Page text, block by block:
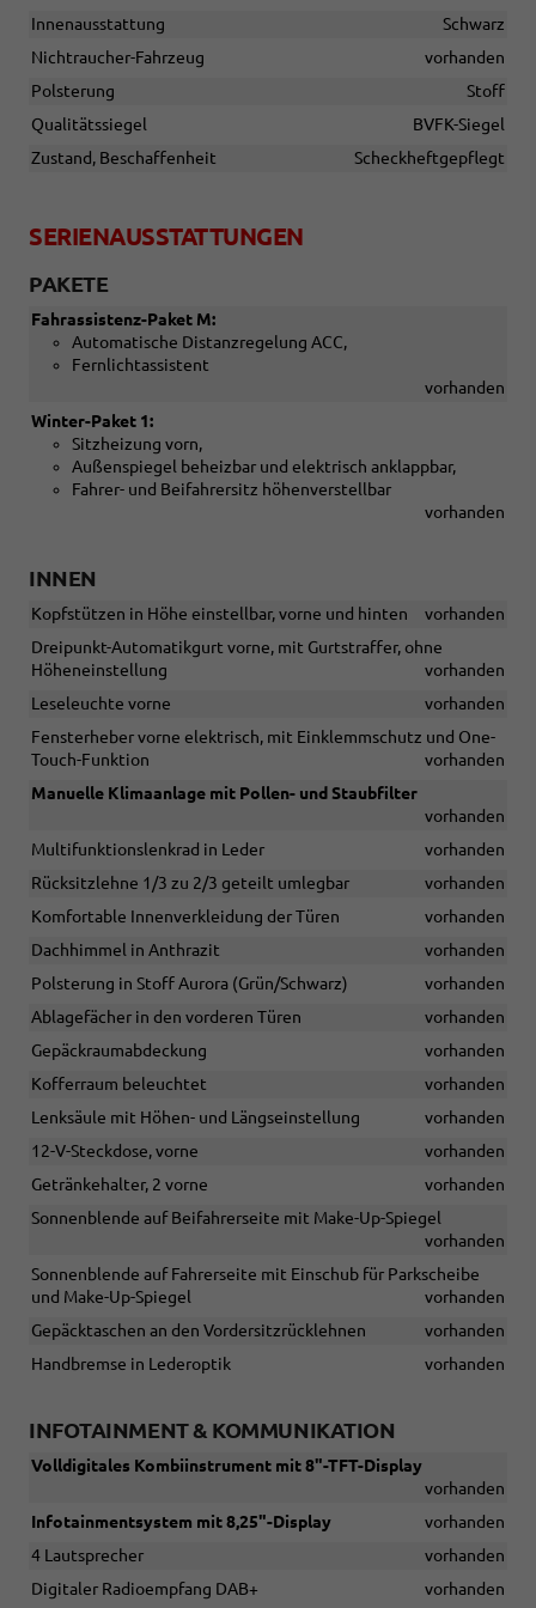
Innenausstattung
Schwarz
Nichtraucher-Fahrzeug
vorhanden
Polsterung
Stoff
Qualitätssiegel
BVFK-Siegel
Zustand, Beschaffenheit
Scheckheftgepflegt
SERIENAUSSTATTUNGEN
PAKETE
Fahrassistenz-Paket M:
Automatische Distanzregelung ACC,
Fernlichtassistent
vorhanden
Winter-Paket 1:
Sitzheizung vorn,
Außenspiegel beheizbar und elektrisch anklappbar,
Fahrer- und Beifahrersitz höhenverstellbar
vorhanden
INNEN
Kopfstützen in Höhe einstellbar, vorne und hinten
vorhanden
Dreipunkt-Automatikgurt vorne, mit Gurtstraffer, ohne
Höheneinstellung
vorhanden
Leseleuchte vorne
vorhanden
Fensterheber vorne elektrisch, mit Einklemmschutz und One-
Touch-Funktion
vorhanden
Manuelle Klimaanlage mit Pollen- und Staubfilter
vorhanden
Multifunktionslenkrad in Leder
vorhanden
Rücksitzlehne 1/3 zu 2/3 geteilt umlegbar
vorhanden
Komfortable Innenverkleidung der Türen
vorhanden
Dachhimmel in Anthrazit
vorhanden
Polsterung in Stoff Aurora (Grün/Schwarz)
vorhanden
Ablagefächer in den vorderen Türen
vorhanden
Gepäckraumabdeckung
vorhanden
Kofferraum beleuchtet
vorhanden
Lenksäule mit Höhen- und Längseinstellung
vorhanden
12-V-Steckdose, vorne
vorhanden
Getränkehalter, 2 vorne
vorhanden
Sonnenblende auf Beifahrerseite mit Make-Up-Spiegel
vorhanden
Sonnenblende auf Fahrerseite mit Einschub für Parkscheibe
und Make-Up-Spiegel
vorhanden
Gepäcktaschen an den Vordersitzrücklehnen
vorhanden
Handbremse in Lederoptik
vorhanden
INFOTAINMENT & KOMMUNIKATION
Volldigitales Kombiinstrument mit 8"-TFT-Display
vorhanden
Infotainmentsystem mit 8,25"-Display
vorhanden
4 Lautsprecher
vorhanden
Digitaler Radioempfang DAB+
vorhanden